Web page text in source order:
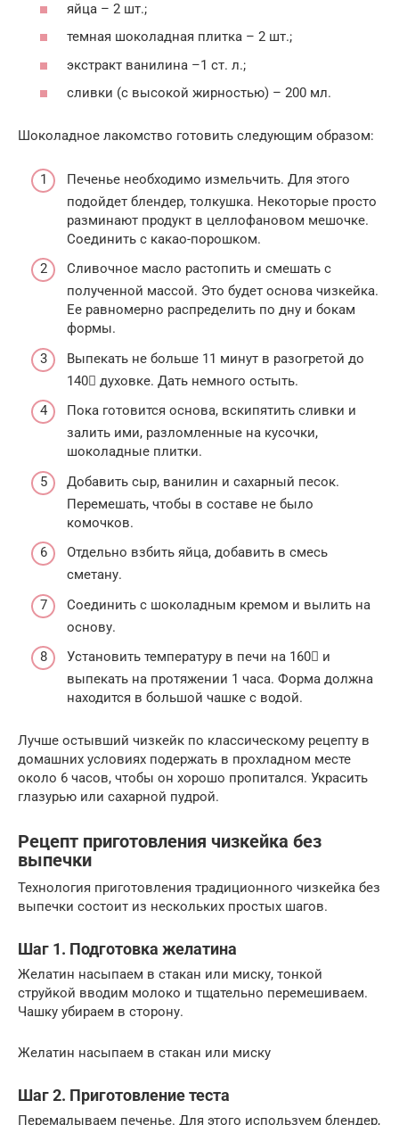
яйца – 2 шт.;
темная шоколадная плитка – 2 шт.;
экстракт ванилина –1 ст. л.;
сливки (с высокой жирностью) – 200 мл.
Шоколадное лакомство готовить следующим образом:
Печенье необходимо измельчить. Для этого
подойдет блендер, толкушка. Некоторые просто
разминают продукт в целлофановом мешочке.
Соединить с какао-порошком.
Сливочное масло растопить и смешать с
полученной массой. Это будет основа чизкейка.
Ее равномерно распределить по дну и бокам
формы.
Выпекать не больше 11 минут в разогретой до
140 духовке. Дать немного остыть.
Пока готовится основа, вскипятить сливки и
залить ими, разломленные на кусочки,
шоколадные плитки.
Добавить сыр, ванилин и сахарный песок.
Перемешать, чтобы в составе не было
комочков.
Отдельно взбить яйца, добавить в смесь
сметану.
Соединить с шоколадным кремом и вылить на
основу.
Установить температуру в печи на 160 и
выпекать на протяжении 1 часа. Форма должна
находится в большой чашке с водой.
Лучше остывший чизкейк по классическому рецепту в
домашних условиях подержать в прохладном месте
около 6 часов, чтобы он хорошо пропитался. Украсить
глазурью или сахарной пудрой.
Рецепт приготовления чизкейка без
выпечки
Технология приготовления традиционного чизкейка без
выпечки состоит из нескольких простых шагов.
Шаг 1. Подготовка желатина
Желатин насыпаем в стакан или миску, тонкой
струйкой вводим молоко и тщательно перемешиваем.
Чашку убираем в сторону.
Желатин насыпаем в стакан или миску
Шаг 2. Приготовление теста
Перемалываем печенье. Для этого используем блендер,